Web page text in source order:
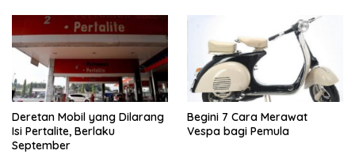
Deretan Mobil yang Dilarang
Isi Pertalite, Berlaku
September
Begini 7 Cara Merawat
Vespa bagi Pemula